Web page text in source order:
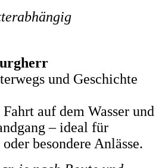
und Geschichte
auf dem Wasser und
– ideal für
besondere Anlässe.